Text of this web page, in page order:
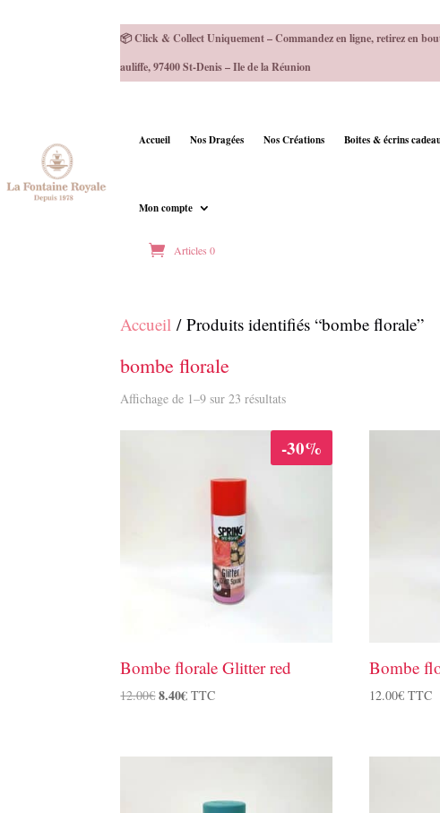
📦 Click & Collect Uniquement – Commandez en ligne, retirez en
auliffe, 97400 St-Denis – Ile de la Réunion
Accueil Nos Dragées Nos Créations Boites & écrins
Mon compte
Articles 0
Accueil / Produits identifiés “bombe florale”
bombe florale
Affichage de 1–9 sur 23 résultats
-30%
Bombe florale Glitter red
12.00€Le
était :
8.40€Le
est :
TTC
Bombe
12.00€ TTC